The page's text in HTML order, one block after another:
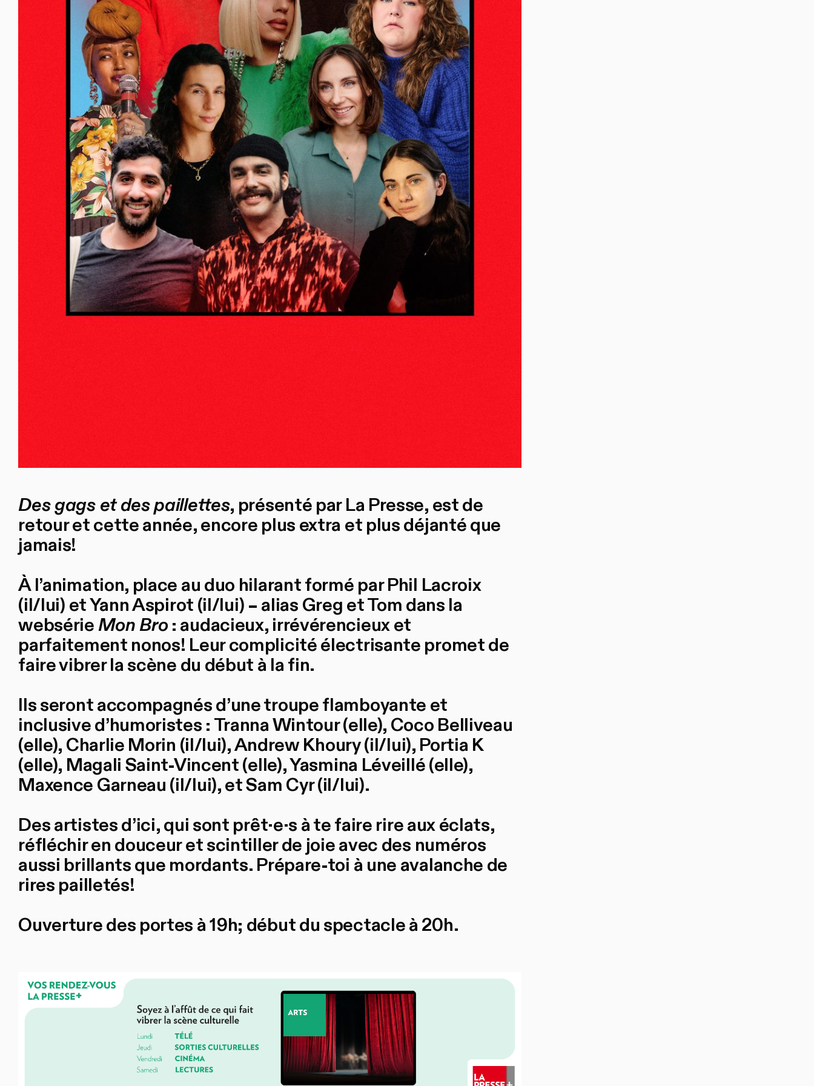
Des gags et des paillettes, présenté par La Presse, est de
retour et cette année, encore plus extra et plus déjanté que
jamais!
À l’animation, place au duo hilarant formé par Phil Lacroix
(il/lui) et Yann Aspirot (il/lui) – alias Greg et Tom dans la
websérieMon Bro: audacieux, irrévérencieux et
parfaitement nonos! Leur complicité électrisante promet de
faire vibrer la scène du début à la fin.
Ils seront accompagnés d’une troupe flamboyante et
inclusive d’humoristes : Tranna Wintour (elle), Coco Belliveau
(elle), Charlie Morin (il/lui), Andrew Khoury (il/lui), Portia K
(elle), Magali Saint-Vincent (elle), Yasmina Léveillé (elle),
Maxence Garneau (il/lui), et Sam Cyr (il/lui).
Des artistes d’ici, qui sont prêt·e·s à te faire rire aux éclats,
réfléchir en douceur et scintiller de joie avec des numéros
aussi brillants que mordants. Prépare-toi à une avalanche de
rires pailletés!
Ouverture des portes à 19h; début du spectacle à 20h.